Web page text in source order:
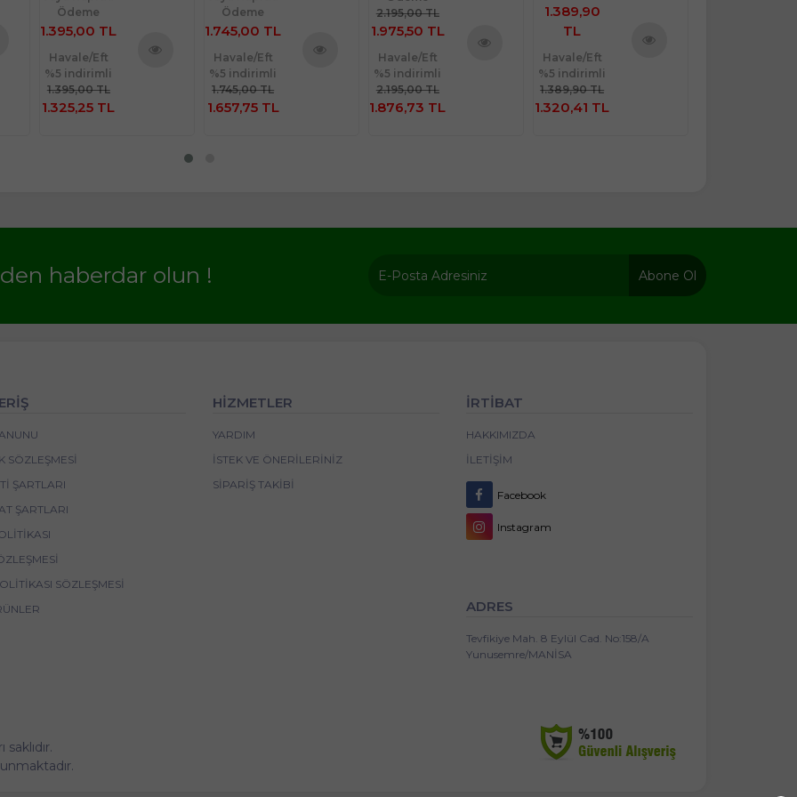
Ödeme
1.395,00 TL
Havale/Eft
%5 indirimli
1.395,00 TL
1.325,25 TL
Ödeme
1.745,00 TL
Havale/Eft
%5 indirimli
1.745,00 TL
1.657,75 TL
2.195,00 TL
1.975,50 TL
Havale/Eft
%5 indirimli
2.195,00 TL
1.876,73 TL
1.389,90
TL
Havale/Eft
%5 indirimli
1.389,90 TL
1.320,41 TL
haberdar olun ! Abone Ol
SÖZLEŞMESI
ŞARTLARI
ŞARTLARI
SÖZLEŞMESI
HİZMETLER
YARDIM
İSTEK VE ÖNERILERINIZ
SIPARIŞ TAKIBI
İRTİBAT
HAKKIMIZDA
İLETIŞIM
Facebook
Instagram
ADRES
Tevfikiye Mah. 8 Eylül Cad. No:158/A
Yunusemre/MANİSA